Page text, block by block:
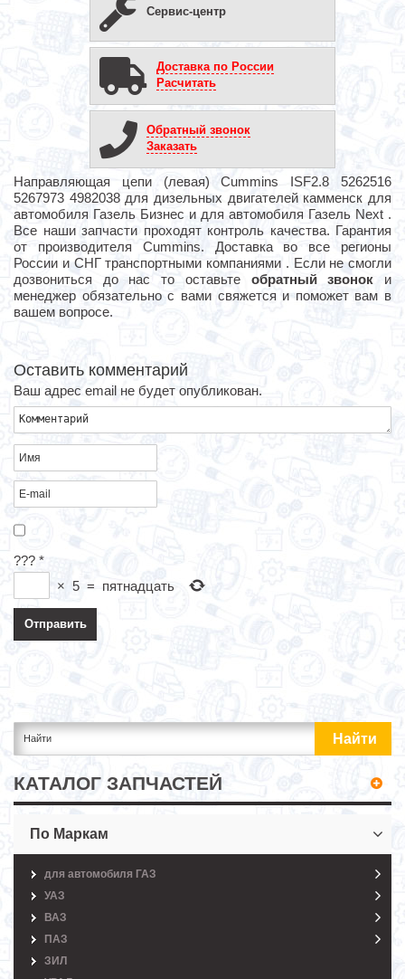
Сервис-центр
Доставка по России
Расчитать
Обратный звонок
Заказать
Направляющая цепи (левая) Cummins ISF2.8 5262516
5267973 4982038 для дизельных двигателей камменск для
автомобиля Газель Бизнес и для автомобиля Газель Next .
Все наши запчасти проходят контроль качества. Гарантия
от производителя Cummins. Доставка во все регионы
России и СНГ транспортными компаниями . Если не смогли
дозвониться до нас то оставьте обратный звонок и
менеджер обязательно с вами свяжется и поможет вам в
вашем вопросе.
Оставить комментарий
Ваш адрес email не будет опубликован.
??? *
× 5 = пятнадцать
КАТАЛОГ ЗАПЧАСТЕЙ
По Маркам
для автомобиля ГАЗ
УАЗ
ВАЗ
ПАЗ
ЗИЛ